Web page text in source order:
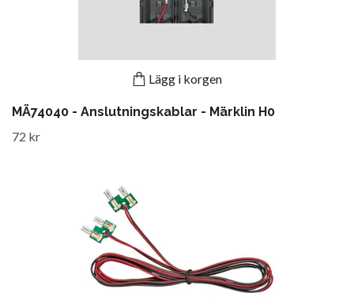
Lägg i korgen
MÄ74040 - Anslutningskablar - Märklin H0
72 kr